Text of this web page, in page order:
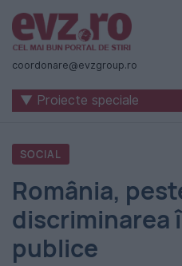
Știri
naționale
internaționale
România
-
Evenimentul
Zilei
coordonare@evzgroup.ro
▼ Proiecte speciale
SOCIAL
România,
discriminarea
publice